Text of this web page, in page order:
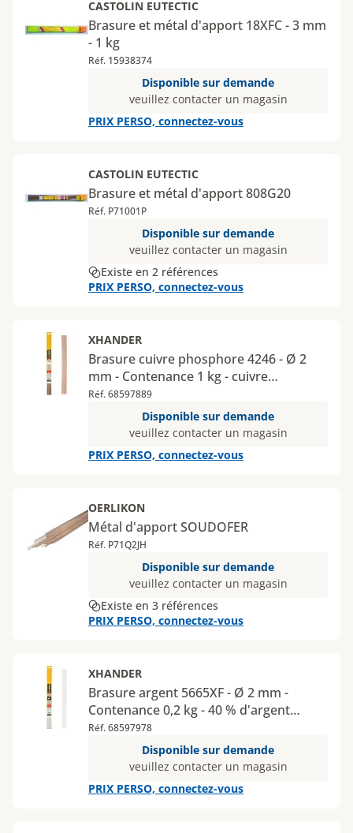
CASTOLIN EUTECTIC
Brasure et métal d'apport 18XFC - 3 mm
- 1 kg
Réf. 15938374
Disponible sur demande
veuillez contacter un magasin
PRIX PERSO, connectez-vous
CASTOLIN EUTECTIC
Brasure et métal d'apport 808G20
Réf. P71001P
Disponible sur demande
veuillez contacter un magasin
Existe en 2 références
PRIX PERSO, connectez-vous
XHANDER
Brasure cuivre phosphore 4246 - Ø 2
mm - Contenance 1 kg - cuivre
phosphore
Réf. 68597889
Disponible sur demande
veuillez contacter un magasin
PRIX PERSO, connectez-vous
OERLIKON
Métal d'apport SOUDOFER
Réf. P71Q2JH
Disponible sur demande
veuillez contacter un magasin
Existe en 3 références
PRIX PERSO, connectez-vous
XHANDER
Brasure argent 5665XF - Ø 2 mm -
Contenance 0,2 kg - 40 % d'argent
cuivre
Réf. 68597978
Disponible sur demande
veuillez contacter un magasin
PRIX PERSO, connectez-vous